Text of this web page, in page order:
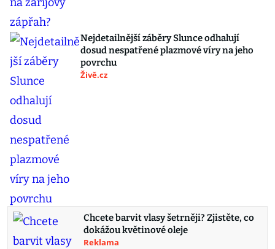
Nejdetailnější záběry Slunce odhalují
dosud nespatřené plazmové víry na jeho
povrchu
Živě.cz
Chcete barvit vlasy šetrněji? Zjistěte, co
dokážou květinové oleje
Reklama